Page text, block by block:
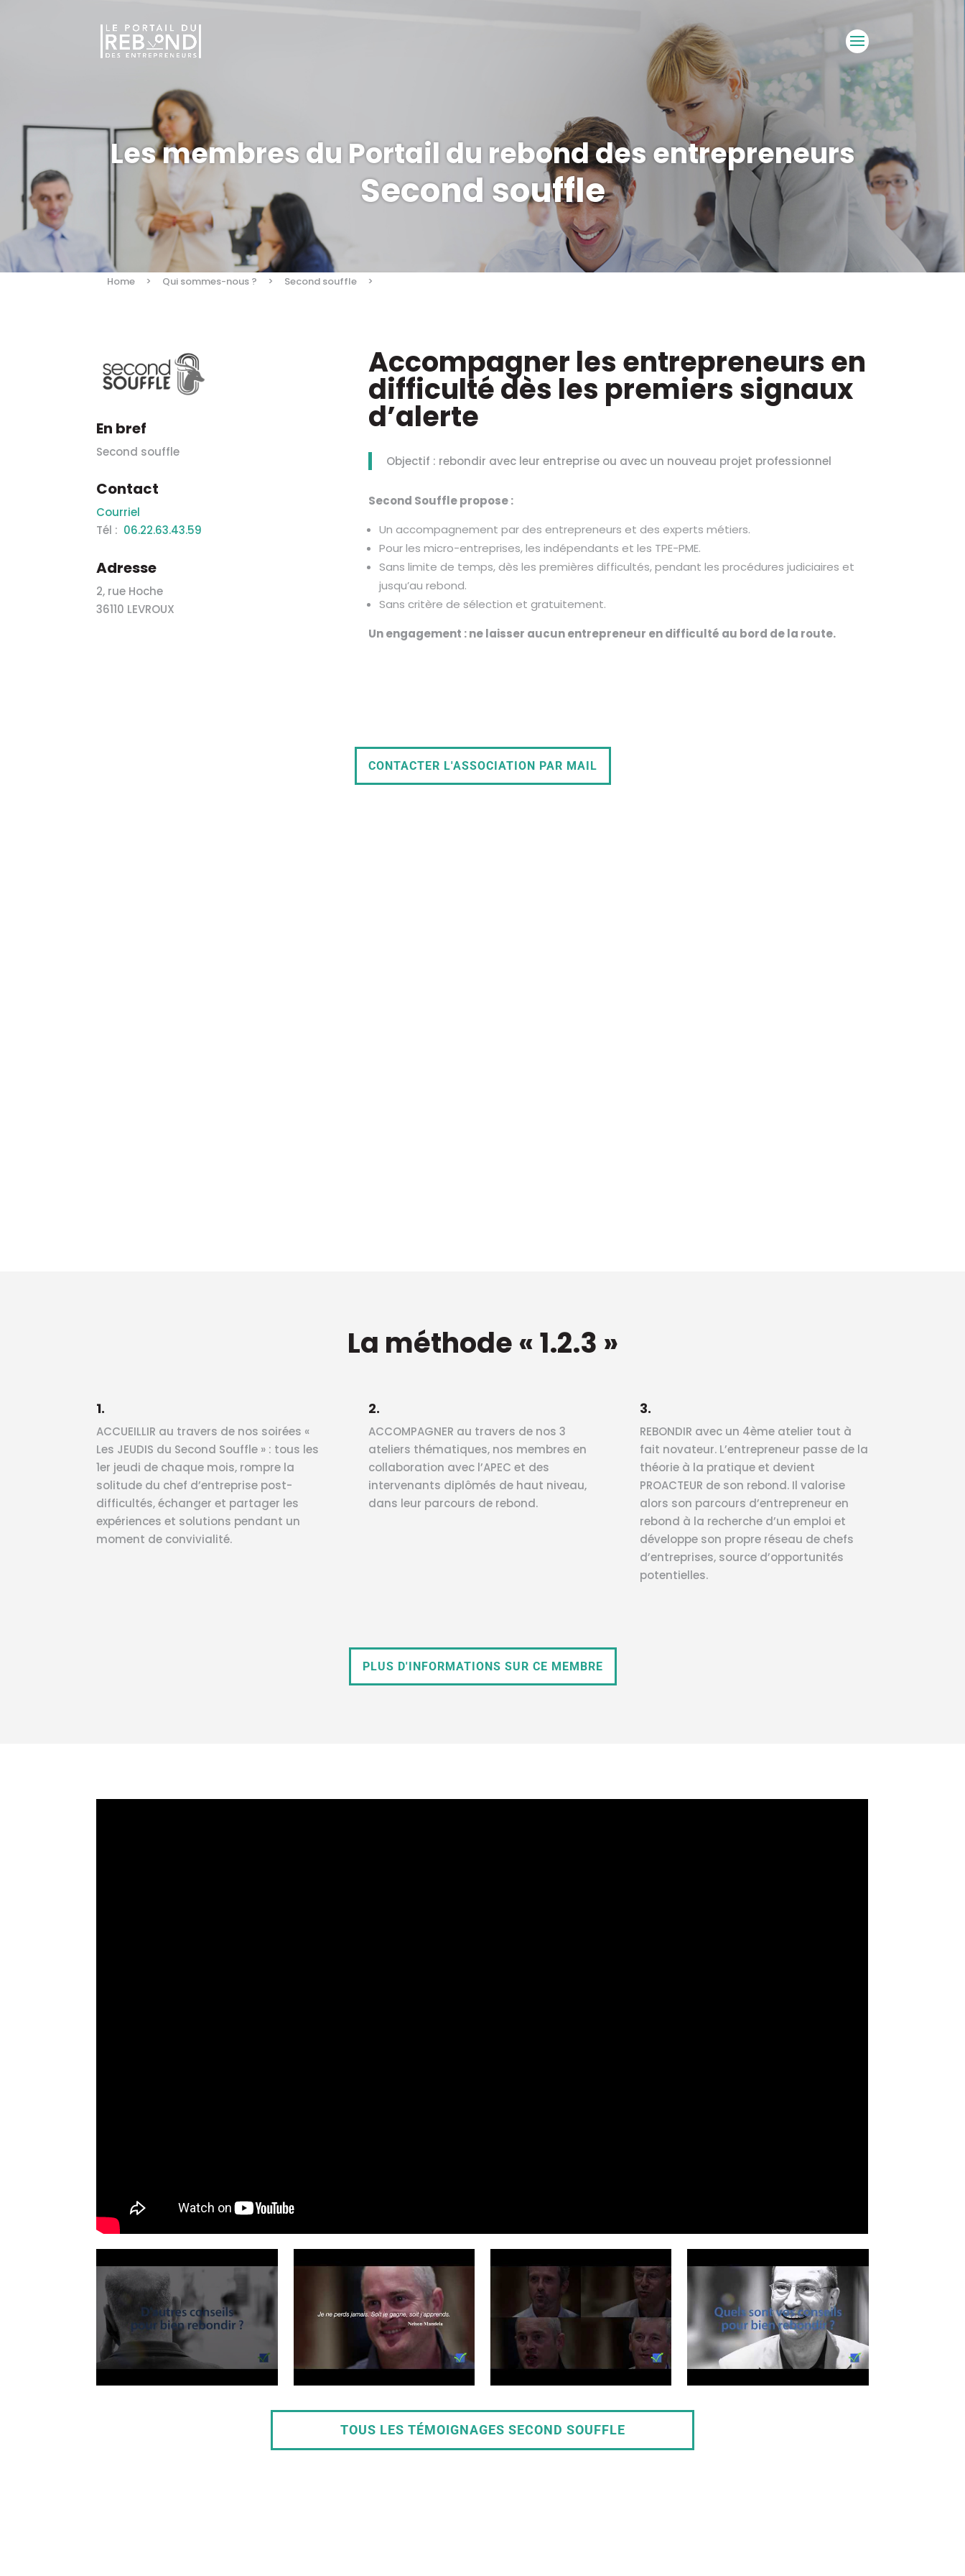
Les membres du Portail du rebond des entrepreneurs
Second souffle
Home > Qui sommes-nous ? > Second souffle >
En bref
Second souffle
Contact
Courriel
Tél : 06.22.63.43.59
Adresse
2, rue Hoche
36110 LEVROUX
Accompagner les entrepreneurs en
difficulté dès les premiers signaux
d’alerte
Objectif : rebondir avec leur entreprise ou avec un nouveau projet professionnel
Second Souffle propose :
Un accompagnement par des entrepreneurs et des experts métiers.
Pour les micro-entreprises, les indépendants et les TPE-PME.
Sans limite de temps, dès les premières difficultés, pendant les procédures judiciaires et
jusqu’au rebond.
Sans critère de sélection et gratuitement.
Un engagement : ne laisser aucun entrepreneur endifficulté au bord de la route.
CONTACTER L'ASSOCIATION PAR MAIL
La méthode « 1.2.3 »
1.
ACCUEILLIR au travers de nos soirées «
Les JEUDIS du Second Souffle » : tous les
1er jeudi de chaque mois, rompre la
solitude du chef d’entreprise post-
difficultés, échanger et partager les
expériences et solutions pendant un
moment de convivialité.
2.
ACCOMPAGNER au travers de nos 3
ateliers thématiques, nos membres en
collaboration avec l’APEC et des
intervenants diplômés de haut niveau,
dans leur parcours de rebond.
3.
REBONDIR avec un 4ème atelier tout à
fait novateur. L’entrepreneur passe de la
théorie à la pratique et devient
PROACTEUR de son rebond. Il valorise
alors son parcours d’entrepreneur en
rebond à la recherche d’un emploi et
développe son propre réseau de chefs
d’entreprises, source d’opportunités
potentielles.
PLUS D'INFORMATIONS SUR CE MEMBRE
TOUS LES TÉMOIGNAGES SECOND SOUFFLE